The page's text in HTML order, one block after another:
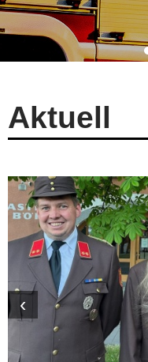
Aktuell
‹